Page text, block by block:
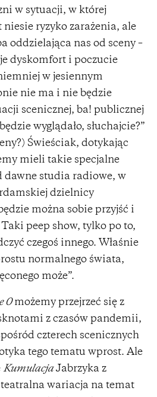
w sytuacji, w której
ryzyko zarażenia, ale
oddzielająca nas od sceny –
dyskomfort i poczucie
w jesiennym
nie ma i nie będzie
scenicznej, ba! publicznej
wyglądało, słuchajcie?”
Świeściak, dotykając
mieli takie specjalne
dawne studia radiowe, w
dzielnicy
można sobie przyjść i
peep show, tylko po to,
czegoś innego. Właśnie
normalnego świata,
może”.
0możemy przejrzeć się z
z czasów pandemii,
czterech scenicznych
tego tematu wprost. Ale
KumulacjaJabrzyka z
wariacja na temat